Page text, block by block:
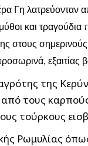
Γη λατρεύονταν
και
στους
εξαιτίας
της
από τους
τούρκους
Ρωμυλίας